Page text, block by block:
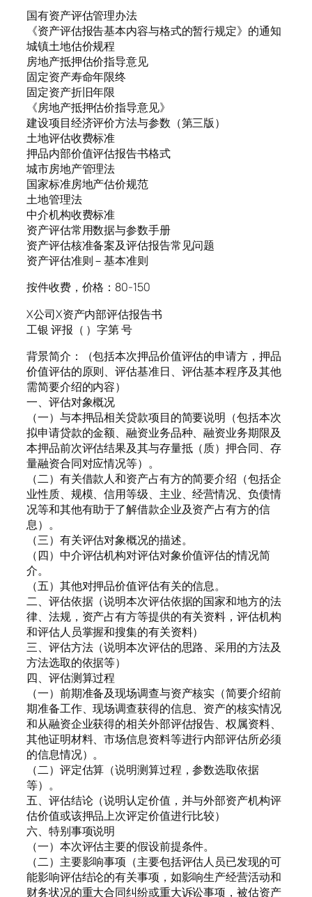
国有资产评估管理办法
《资产评估报告基本内容与格式的暂行规定》的通知
城镇土地估价规程
房地产抵押估价指导意见
固定资产寿命年限终
固定资产折旧年限
《房地产抵押估价指导意见》
建设项目经济评价方法与参数（第三版）
土地评估收费标准
押品内部价值评估报告书格式
城市房地产管理法
国家标准房地产估价规范
土地管理法
中介机构收费标准
资产评估常用数据与参数手册
资产评估核准备案及评估报告常见问题
资产评估准则－基本准则
按件收费，价格：80-150
X公司X资产内部评估报告书
工银 评报（ ）字第 号
背景简介：（包括本次押品价值评估的申请方，押品
价值评估的原则、评估基准日、评估基本程序及其他
需简要介绍的内容）
一、评估对象概况
（一）与本押品相关贷款项目的简要说明（包括本次
拟申请贷款的金额、融资业务品种、融资业务期限及
本押品前次评估结果及其与存量抵（质）押合同、存
量融资合同对应情况等）。
（二）有关借款人和资产占有方的简要介绍（包括企
业性质、规模、信用等级、主业、经营情况、负债情
况等和其他有助于了解借款企业及资产占有方的信
息）。
（三）有关评估对象概况的描述。
（四）中介评估机构对评估对象价值评估的情况简
介。
（五）其他对押品价值评估有关的信息。
二、评估依据（说明本次评估依据的国家和地方的法
律、法规，资产占有方等提供的有关资料，评估机构
和评估人员掌握和搜集的有关资料）
三、评估方法（说明本次评估的思路、采用的方法及
方法选取的依据等）
四、评估测算过程
（一）前期准备及现场调查与资产核实（简要介绍前
期准备工作、现场调查获得的信息、资产的核实情况
和从融资企业获得的相关外部评估报告、权属资料、
其他证明材料、市场信息资料等进行内部评估所必须
的信息情况）。
（二）评定估算（说明测算过程，参数选取依据
等）。
五、评估结论（说明认定价值，并与外部资产机构评
估价值或该押品上次评定价值进行比较）
六、特别事项说明
（一）本次评估主要的假设前提条件。
（二）主要影响事项（主要包括评估人员已发现的可
能影响评估结论的有关事项，如影响生产经营活动和
财务状况的重大合同纠纷或重大诉讼事项，被估资产